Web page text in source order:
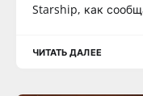
Starship, как
ЧИТАТЬ ДАЛЕЕ